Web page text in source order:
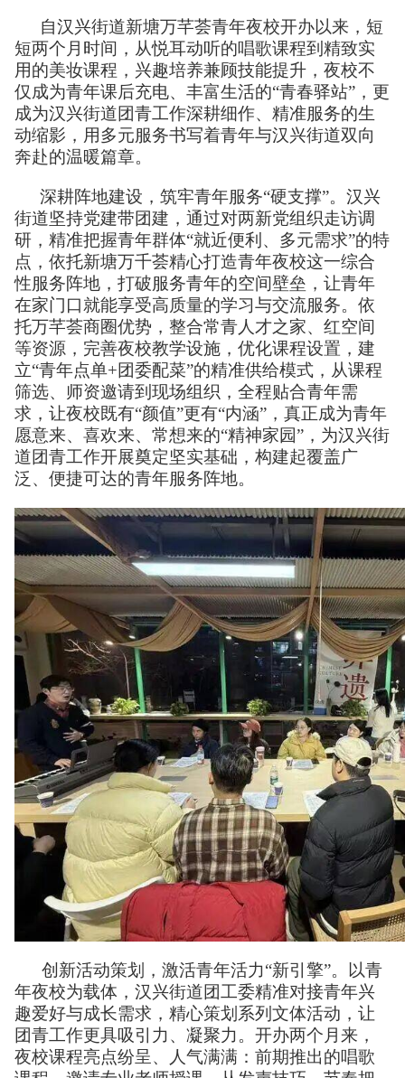
自汉兴街道新塘万芊荟青年夜校开办以来，短
短两个月时间，从悦耳动听的唱歌课程到精致实
用的美妆课程，兴趣培养兼顾技能提升，夜校不
仅成为青年课后充电、丰富生活的“青春驿站”，更
成为汉兴街道团青工作深耕细作、精准服务的生
动缩影，用多元服务书写着青年与汉兴街道双向
奔赴的温暖篇章。
深耕阵地建设，筑牢青年服务“硬支撑”。汉兴
街道坚持党建带团建，通过对两新党组织走访调
研，精准把握青年群体“就近便利、多元需求”的特
点，依托新塘万千荟精心打造青年夜校这一综合
性服务阵地，打破服务青年的空间壁垒，让青年
在家门口就能享受高质量的学习与交流服务。依
托万芊荟商圈优势，整合常青人才之家、红空间
等资源，完善夜校教学设施，优化课程设置，建
立“青年点单+团委配菜”的精准供给模式，从课程
筛选、师资邀请到现场组织，全程贴合青年需
求，让夜校既有“颜值”更有“内涵”，真正成为青年
愿意来、喜欢来、常想来的“精神家园”，为汉兴街
道团青工作开展奠定坚实基础，构建起覆盖广
泛、便捷可达的青年服务阵地。
创新活动策划，激活青年活力“新引擎”。以青
年夜校为载体，汉兴街道团工委精准对接青年兴
趣爱好与成长需求，精心策划系列文体活动，让
团青工作更具吸引力、凝聚力。开办两个月来，
夜校课程亮点纷呈、人气满满：前期推出的唱歌